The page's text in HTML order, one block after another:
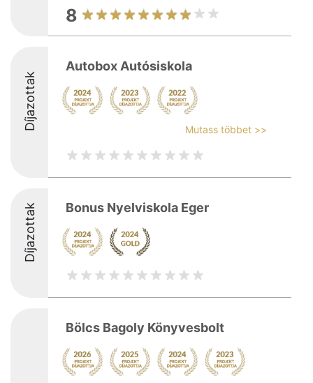
8
Díjazottak
Autobox Autósiskola
Mutass többet >>
Díjazottak Bonus Nyelviskola Eger
Bölcs Bagoly Könyvesbolt